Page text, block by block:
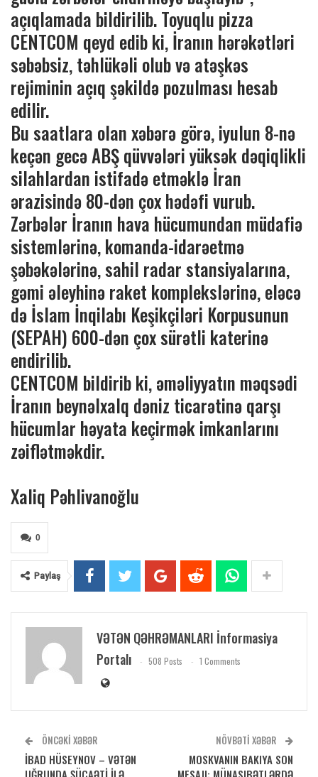
açıqlamada bildirilib. Toyuqlu pizza
CENTCOM qeyd edib ki, İranın hərəkətləri
səbəbsiz, təhlükəli olub və atəşkəs
rejiminin açıq şəkildə pozulması hesab
edilir.
Bu saatlara olan xəbərə görə, iyulun 8-nə
keçən gecə ABŞ qüvvələri yüksək dəqiqlikli
silahlardan istifadə etməklə İran
ərazisində 80-dən çox hədəfi vurub.
Zərbələr İranın hava hücumundan müdafiə
sistemlərinə, komanda-idarəetmə
şəbəkələrinə, sahil radar stansiyalarına,
gəmi əleyhinə raket komplekslərinə, eləcə
də İslam İnqilabı Keşikçiləri Korpusunun
(SEPAH) 600-dən çox sürətli katerinə
endirilib.
CENTCOM bildirib ki, əməliyyatın məqsədi
İranın beynəlxalq dəniz ticarətinə qarşı
hücumlar həyata keçirmək imkanlarını
zəiflətməkdir.
Xaliq Pəhlivanoğlu
0
Paylaş
VƏTƏN QƏHRƏMANLARI İnformasiya
Portalı
508 Posts 1 Comments
ÖNCƏKI XƏBƏR
İBAD HÜSEYNOV – VƏTƏN
NÖVBƏTI XƏBƏR
MOSKVANIN BAKIYA SON